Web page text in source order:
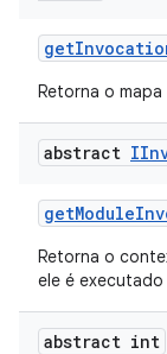
get
Retorna o
abstract
getModule
Retorna o
ele é
abstract int